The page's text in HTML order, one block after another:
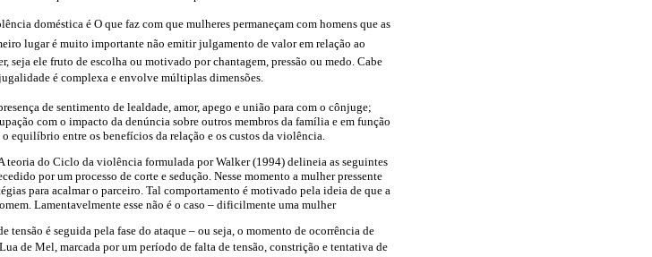
doméstica é O que faz com que mulheres permaneçam com homens que as
lugar é muito importante não emitir julgamento de valor em relação ao
seja ele fruto de escolha ou motivado por chantagem, pressão ou medo. Cabe
é complexa e envolve múltiplas dimensões.
de sentimento de lealdade, amor, apego e união para com o cônjuge;
com o impacto da denúncia sobre outros membros da família e em função
equilíbrio entre os benefícios da relação e os custos da violência.
do Ciclo da violência formulada por Walker (1994) delineia as seguintes
por um processo de corte e sedução. Nesse momento a mulher pressente
para acalmar o parceiro. Tal comportamento é motivado pela ideia de que a
Lamentavelmente esse não é o caso – dificilmente uma mulher
tensão é seguida pela fase do ataque – ou seja, o momento de ocorrência de
de Mel, marcada por um período de falta de tensão, constrição e tentativa de